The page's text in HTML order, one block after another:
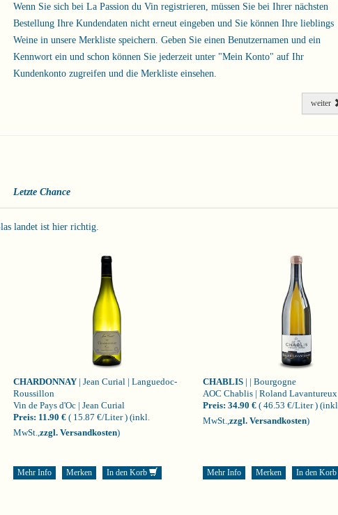
Wenn Sie sich bei La Passion du Vin registrieren, müssen Sie bei Ihrer nächsten
Bestellung Ihre Kundendaten nicht erneut eingeben und Sie können Ihre lieblings
Weine in unsere Merkliste speichern. Geben Sie einen Benutzernamen und ein
Kennwort ein und schon können Sie jederzeit unter "Mein Konto" auf Ihr
Kundenkonto zugreifen und die Merkliste einsehen.
weiter
Letzte Chance
landet ist hier richtig.
CHARDONNAY | Jean Curial | Languedoc-
Roussillon
Vin de Pays d'Oc | Jean Curial
Preis: 11.90 € ( 15.87 €/Liter ) (inkl.
MwSt., zzgl. Versandkosten)
Mehr Info Merken In den Korb
CHABLIS | | Bourgogne
AOC Chablis | Roland Lavantureux
Preis: 34.90 € ( 46.53 €/Liter ) (inkl.
MwSt., zzgl. Versandkosten)
Mehr Info Merken In den Korb